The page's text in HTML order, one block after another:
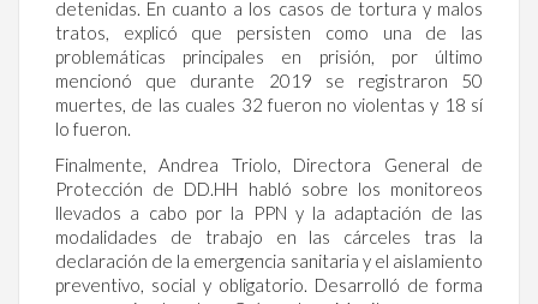
detenidas. En cuanto a los casos de tortura y malos
tratos, explicó que persisten como una de las
problemáticas principales en prisión, por último
mencionó que durante 2019 se registraron 50
muertes, de las cuales 32 fueron no violentas y 18 sí
lo fueron.
Finalmente, Andrea Triolo, Directora General de
Protección de DD.HH habló sobre los monitoreos
llevados a cabo por la PPN y la adaptación de las
modalidades de trabajo en las cárceles tras la
declaración de la emergencia sanitaria y el aislamiento
preventivo, social y obligatorio. Desarrolló de forma